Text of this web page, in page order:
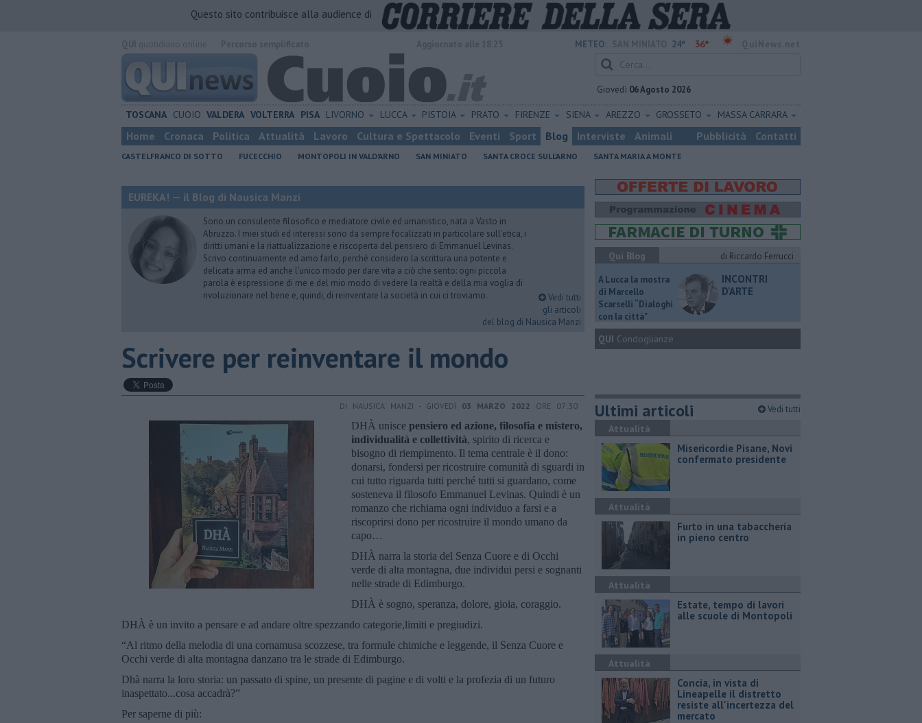
Questo sito contribuisce alla audience di
METEO: 24° 36°
Giovedì 06 Agosto 2026
TOSCANA CUOIO VALDERA VOLTERRA PISA LIVORNO LUCCA PISTOIA PRATO FIRENZE SIENA AREZZO GROSSETO MASSA CARRARA
Home Cronaca Politica Attualità Lavoro Cultura e Spettacolo Eventi Sport Blog Interviste Animali Pubblicità Contatti
CASTELFRANCO DI SOTTO FUCECCHIO MONTOPOLI IN VALD'ARNO SAN MINIATO SANTA CROCE SULL'ARNO SANTA MARIA A MONTE
EUREKA! — il Blog di Nausica Manzi
Sono un consulente filosofico e mediatore civile ed umanistico, nata a Vasto in
Abruzzo. I miei studi ed interessi sono da sempre focalizzati in particolare sull’etica, i
diritti umani e la riattualizzazione e riscoperta del pensiero di Emmanuel Levinas.
Scrivo continuamente ed amo farlo, perché considero la scrittura una potente e
delicata arma ed anche l’unico modo per dare vita a ciò che sento: ogni piccola
parola è espressione di me e del mio modo di vedere la realtà e della mia voglia di
rivoluzionare nel bene e, quindi, di reinventare la società in cui ci troviamo.
Vedi tutti
gli articoli
del blog di Nausica Manzi
​Scrivere per reinventare il mondo
DI NAUSICA MANZI - GIOVEDÌ 03 MARZO 2022 ORE 07:30
DHÀ unisce pensiero ed azione, filosofia e mistero,
individualità e collettività, spirito di ricerca e
bisogno di riempimento. Il tema centrale è il dono:
donarsi, fondersi per ricostruire comunità di sguardi in
cui tutto riguarda tutti perché tutti si guardano, come
sosteneva il filosofo Emmanuel Levinas. Quindi è un
romanzo che richiama ogni individuo a farsi e a
riscoprirsi dono per ricostruire il mondo umano da
capo…
DHÀ narra la storia del Senza Cuore e di Occhi
verde di alta montagna, due individui persi e sognanti
nelle strade di Edimburgo.
DHÀ è sogno, speranza, dolore, gioia, coraggio.
DHÀ è un invito a pensare e ad andare oltre spezzando categorie,limiti e pregiudizi.
“Al ritmo della melodia di una cornamusa scozzese, tra formule chimiche e leggende, il Senza Cuore e
Occhi verde di alta montagna danzano tra le strade di Edimburgo.
Dhà narra la loro storia: un passato di spine, un presente di pagine e di volti e la profezia di un futuro
inaspettato...cosa accadrà?”
Per saperne di più:
Qui Blog
di Riccardo Ferrucci
A Lucca la mostra
di Marcello
Scarselli “Dialoghi
con la città"
INCONTRI
D'ARTE
QUI Condoglianze
Ultimi articoli Vedi tutti
Attualità
Misericordie Pisane, Novi
confermato presidente
Attualità
Furto in una tabaccheria
in pieno centro
Attualità
Estate, tempo di lavori
alle scuole di Montopoli
Attualità
Concia, in vista di
Lineapelle il distretto
resiste all'incertezza del
mercato